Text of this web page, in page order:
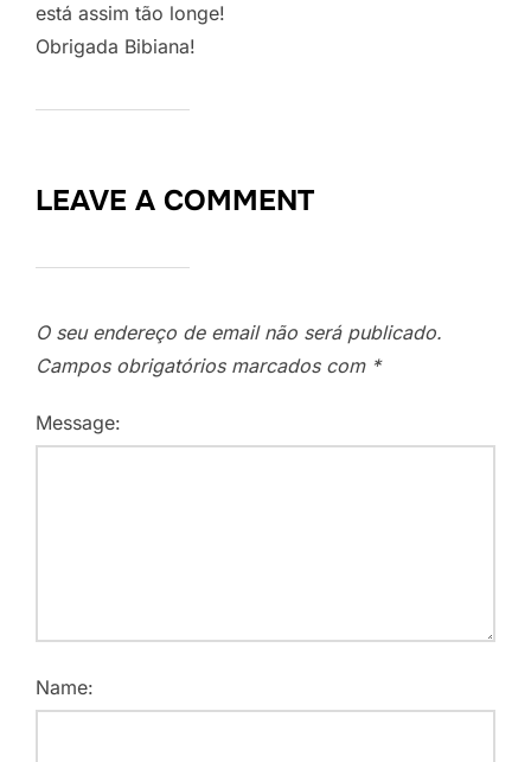
está assim tão longe!
Obrigada Bibiana!
LEAVE A COMMENT
O seu endereço de email não será publicado.
Campos obrigatórios marcados com *
Message:
Name: